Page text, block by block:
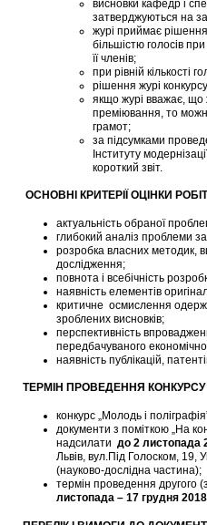
висновки кафедр і
затверджуються на
журі приймає
більшістю голосів
її членів;
при рівній кількості
рішення журі
якщо журі вважає, що
преміювання, то
грамот;
за підсумками
Інституту
короткий звіт.
ОСНОВНІ КРИТЕРІЇ ОЦІНКИ
актуальність обраної
глибокий аналіз проблеми
розробка власних методик,
дослідження;
повнота і всебічність
наявність елементів
критичне осмислення
зроблених висновків;
перспективність
передбачуваного
наявність публікацій,
ТЕРМІН ПРОВЕДЕННЯ КОНКУРСУ
конкурс „Молодь і
документи з поміткою „На
надсилатидо 2 листопада
Львів, вул.Під Голоском, 19,
(науково-дослідна частина);
термін проведення другого
листопада – 17 грудня